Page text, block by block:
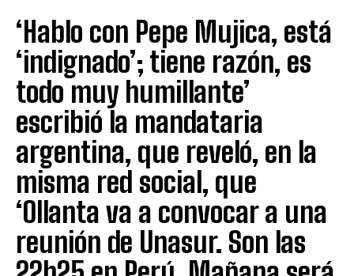
‘Hablo con Pepe Mujica, está
‘indignado’; tiene razón, es
todo muy humillante’
escribió la mandataria
argentina, que reveló, en la
misma red social, que
‘Ollanta va a convocar a una
reunión de Unasur. Son las